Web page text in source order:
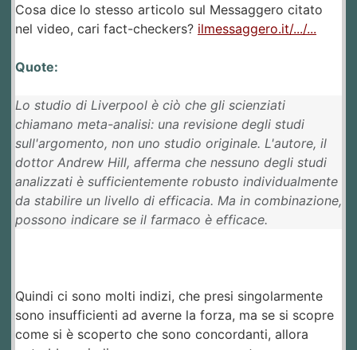
Cosa dice lo stesso articolo sul Messaggero citato
nel video, cari fact-checkers? ilmessaggero.it/.../...
Quote:
Lo studio di Liverpool è ciò che gli scienziati
chiamano meta-analisi: una revisione degli studi
sull'argomento, non uno studio originale. L'autore, il
dottor Andrew Hill, afferma che nessuno degli studi
analizzati è sufficientemente robusto individualmente
da stabilire un livello di efficacia. Ma in combinazione,
possono indicare se il farmaco è efficace.
Quindi ci sono molti indizi, che presi singolarmente
sono insufficienti ad averne la forza, ma se si scopre
come si è scoperto che sono concordanti, allora